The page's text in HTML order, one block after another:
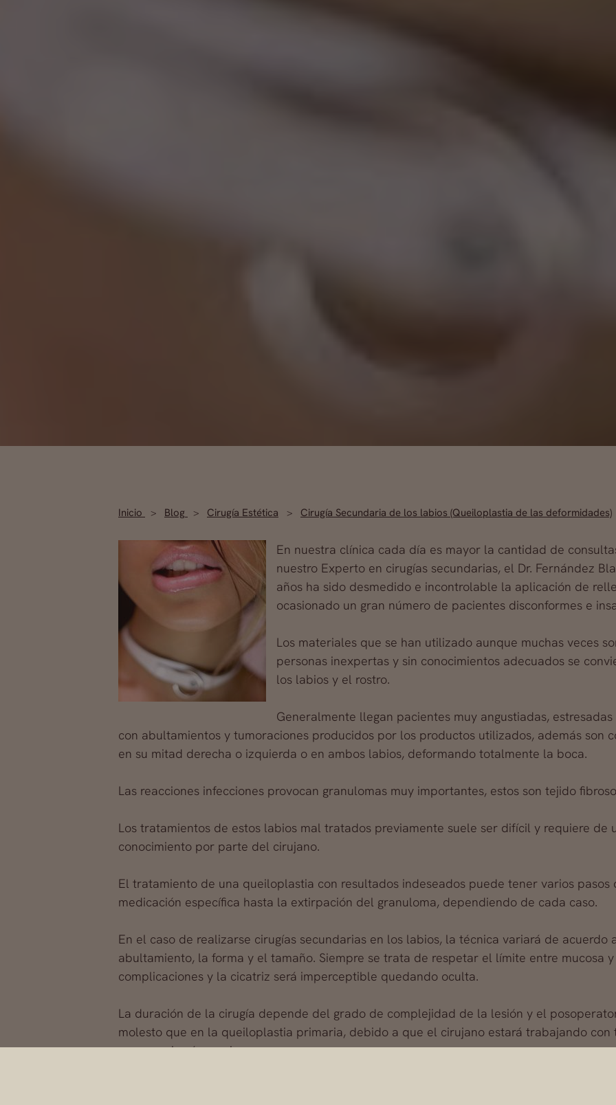
Inicio Blog Cirugía Estética Cirugía Secundaria de los labios (Queiloplastia de las deformidades)
En nuestra clínica cada día es mayor la cantidad de
nuestro Experto en cirugías secundarias, el Dr. Fernández
años ha sido desmedido e incontrolable la aplicación de
ocasionado un gran número de pacientes disconformes e
Los materiales que se han utilizado aunque muchas veces
personas inexpertas y sin conocimientos adecuados se
los labios y el rostro.
Generalmente llegan pacientes muy angustiadas,
con abultamientos y tumoraciones producidos por los productos utilizados, además son
en su mitad derecha o izquierda o en ambos labios, deformando totalmente la boca.
Las reacciones infecciones provocan granulomas muy importantes, estos son tejido
Los tratamientos de estos labios mal tratados previamente suele ser difícil y requiere de
conocimiento por parte del cirujano.
El tratamiento de una queiloplastia con resultados indeseados puede tener varios pasos
medicación específica hasta la extirpación del granuloma, dependiendo de cada caso.
En el caso de realizarse cirugías secundarias en los labios, la técnica variará de
abultamiento, la forma y el tamaño. Siempre se trata de respetar el límite entre mucosa
complicaciones y la cicatriz será imperceptible quedando oculta.
La duración de la cirugía depende del grado de complejidad de la lesión y el
molesto que en la queiloplastia primaria, debido a que el cirujano estará trabajando con
por una cirugía previa.